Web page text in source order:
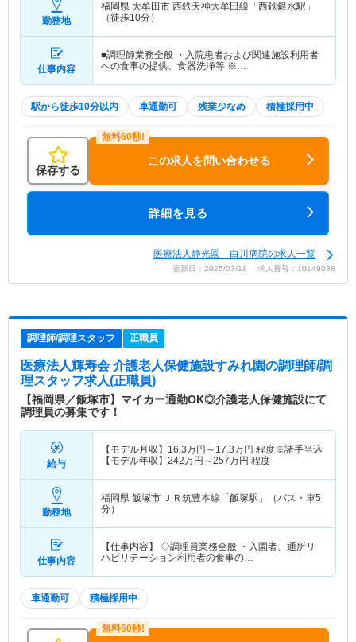
勤務地
福岡県 大牟田市 西鉄天神大牟田線「西鉄銀水駅」
（徒歩10分）
仕事内容
■調理師業務全般 ・入院患者および関連施設利用者
への食事の提供、食器洗浄等 ※…
駅から徒歩10分以内 車通勤可 残業少なめ 積極採用中
保存する
この求人を問い合わせる
詳細を見る
医療法人静光園 白川病院の求人一覧
更新日：2025/03/18 求人番号：10149038
調理師/調理スタッフ 正職員
医療法人輝寿会 介護老人保健施設すみれ園の調理師/調
理スタッフ求人(正職員)
【福岡県／飯塚市】マイカー通勤OK◎介護老人保健施設にて
調理員の募集です！
給与
【モデル月収】 16.3万円～ 17.3万円 程度※諸手当込
【モデル年収】 242万円～257万円 程度
勤務地
福岡県 飯塚市 ＪＲ筑豊本線「飯塚駅」（バス・車5
分）
仕事内容
【仕事内容】 ◇調理員業務全般 ・入園者、通所リ
ハビリテーション利用者の食事の…
車通勤可 積極採用中